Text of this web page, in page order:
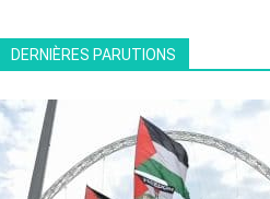
DERNIÈRES PARUTIONS